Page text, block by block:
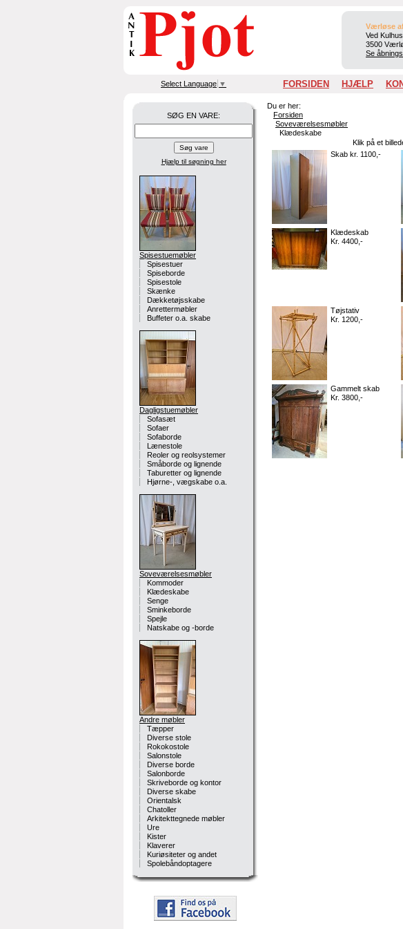
Værløse
Ved
3500
Se
Select Language ▼ FORSIDEN HJÆLP
SØG EN VARE:
Hjælp til søgning her
Spisestuemøbler
Spisestuer
Spiseborde
Spisestole
Skænke
Dækketøjsskabe
Anrettermøbler
Buffeter o.a. skabe
Dagligstuemøbler
Sofasæt
Sofaer
Sofaborde
Lænestole
Reoler og reolsystemer
Småborde og lignende
Taburetter og lignende
Hjørne-, vægskabe o.a.
Soveværelsesmøbler
Kommoder
Klædeskabe
Senge
Sminkeborde
Spejle
Natskabe og -borde
Andre møbler
Tæpper
Diverse stole
Rokokostole
Salonstole
Diverse borde
Salonborde
Skriveborde og kontor
Diverse skabe
Orientalsk
Chatoller
Arkitekttegnede møbler
Ure
Kister
Klaverer
Kuriøsiteter og andet
Spolebåndoptagere
Du er her:
Forsiden
Soveværelsesmøbler
Klædeskabe
Klik på et
Skab kr. 1100,-
Klædeskab
Kr. 4400,-
Tøjstativ
Kr. 1200,-
Gammelt skab
Kr. 3800,-